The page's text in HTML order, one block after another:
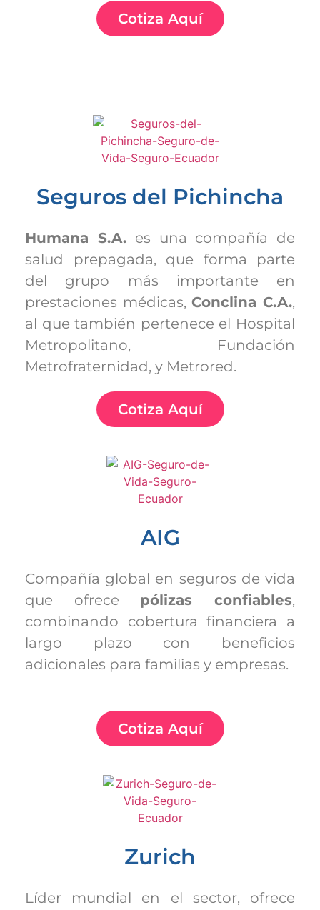
Cotiza Aquí
Seguros del Pichincha
Humana S.A. es una compañía de
salud prepagada, que forma parte
del grupo más importante en
prestaciones médicas,Conclina C.A.,
al que también pertenece el Hospital
Metropolitano, Fundación
Metrofraternidad, y Metrored.
Cotiza Aquí
AIG
Compañía global en seguros de vida
que ofrece pólizas confiables,
combinando cobertura financiera a
largo plazo con beneficios
adicionales para familias y empresas.
Cotiza Aquí
Zurich
Líder mundial en el sector, ofrece